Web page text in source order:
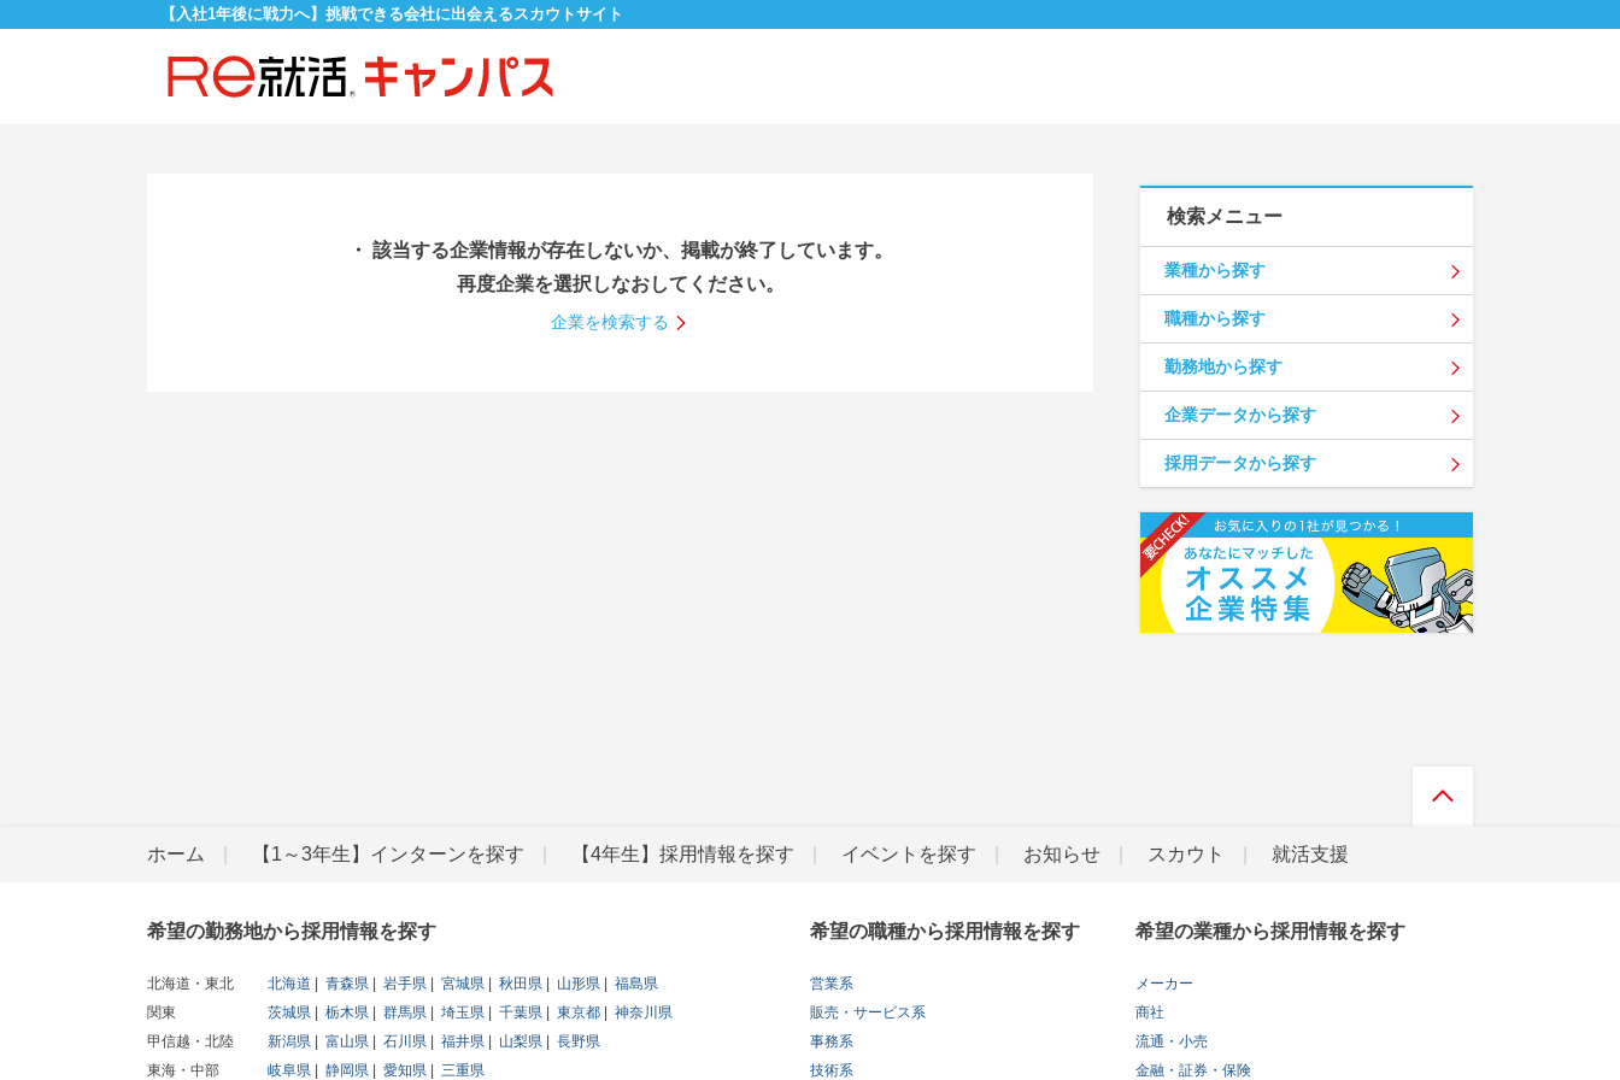
【入社1年後に戦力へ】挑戦できる会社に出会えるスカウトサイト
・ 該当する企業情報が存在しないか、掲載が終了しています。
再度企業を選択しなおしてください。
企業を検索する
検索メニュー
業種から探す
職種から探す
勤務地から探す
企業データから探す
採用データから探す
ホーム 【1～3年生】インターンを探す 【4年生】採用情報を探す イベントを探す お知らせ スカウト 就活支援
希望の勤務地から採用情報を探す
北海道・東北 北海道 青森県 岩手県 宮城県 秋田県 山形県
福島県
関東
茨城県 栃木県 群馬県 埼玉県 千葉県 東京都
神奈川県
甲信越・北陸
新潟県 富山県 石川県 福井県 山梨県
長野県
東海・中部
岐阜県 静岡県 愛知県 三重県
希望の職種から採用情報を探す
営業系
販売・サービス系
事務系
技術系
希望の業種から採用情報を探す
メーカー
商社
流通・小売
金融・証券・保険